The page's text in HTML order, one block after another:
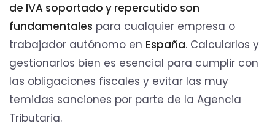
de IVA soportado y repercutido son
fundamentales para cualquier empresa o
trabajador autónomo en España. Calcularlos y
gestionarlos bien es esencial para cumplir con
las obligaciones fiscales y evitar las muy
temidas sanciones por parte de la Agencia
Tributaria.